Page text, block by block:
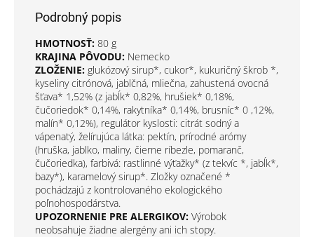
Podrobný popis
HMOTNOSŤ: 80 g
KRAJINA PÔVODU: Nemecko
ZLOŽENIE: glukózový sirup*, cukor*, kukuričný škrob *,
kyseliny citrónová, jablčná, mliečna, zahustená ovocná
šťava* 1,52% (z jabĺk* 0,82%, hrušiek* 0,18%,
čučoriedok* 0,14%, rakytníka* 0,14%, brusníc* 0 ,12%,
malín* 0,12%), regulátor kyslosti: citrát sodný a
vápenatý, želírujúca látka: pektín, prírodné arómy
(hruška, jablko, maliny, čierne ríbezle, pomaranč,
čučoriedka), farbivá: rastlinné výťažky* (z tekvíc *, jabĺk*,
bazy*), karamelový sirup*. Zložky označené *
pochádzajú z kontrolovaného ekologického
poľnohospodárstva.
UPOZORNENIE PRE ALERGIKOV: Výrobok
neobsahuje žiadne alergény ani ich stopy.